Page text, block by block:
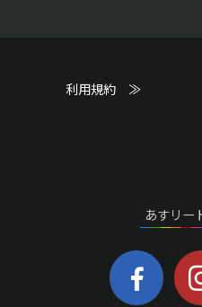
利用規約 ≫
あすリー